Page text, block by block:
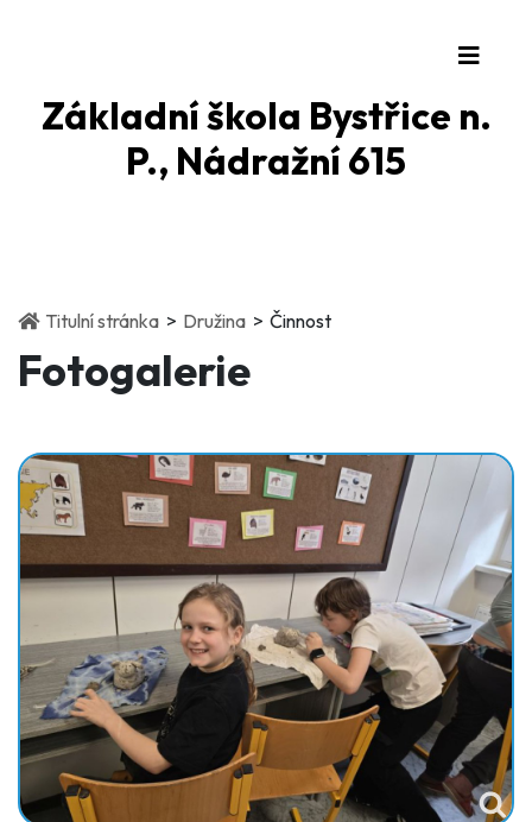
Základní škola Bystřice n.
P., Nádražní 615
Titulní stránka(current)
Družina(current)
Činnost
Fotogalerie